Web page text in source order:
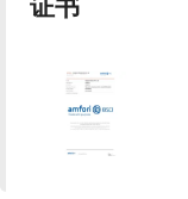
证书